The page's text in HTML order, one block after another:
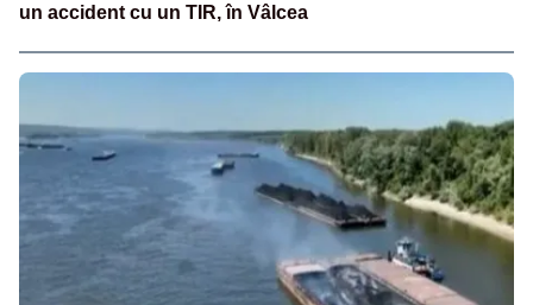
un accident cu un TIR, în Vâlcea